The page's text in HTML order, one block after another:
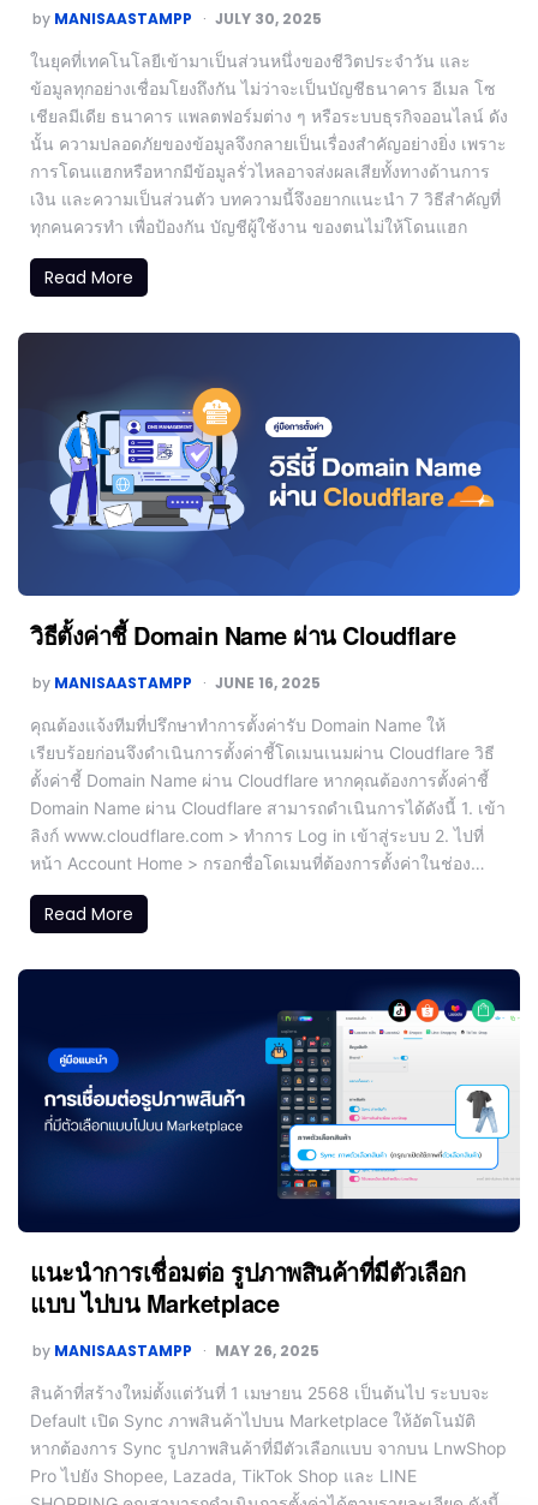
by MANISAASTAMPP JULY 30, 2025
ในยุคที่เทคโนโลยีเข้ามาเป็นส่วนหนึ่งของชีวิตประจำวัน และ
ข้อมูลทุกอย่างเชื่อมโยงถึงกัน ไม่ว่าจะเป็นบัญชีธนาคาร อีเมล โซ
เชียลมีเดีย ธนาคาร แพลตฟอร์มต่าง ๆ หรือระบบธุรกิจออนไลน์ ดัง
นั้น ความปลอดภัยของข้อมูลจึงกลายเป็นเรื่องสำคัญอย่างยิ่ง เพราะ
การโดนแฮกหรือหากมีข้อมูลรั่วไหลอาจส่งผลเสียทั้งทางด้านการ
เงิน และความเป็นส่วนตัว บทความนี้จึงอยากแนะนำ 7 วิธีสำคัญที่
ทุกคนควรทำ เพื่อป้องกัน บัญชีผู้ใช้งาน ของตนไม่ให้โดนแฮก
Read More
วิธีตั้งค่าชี้ Domain Name ผ่าน Cloudflare
by MANISAASTAMPP JUNE 16, 2025
คุณต้องแจ้งทีมที่ปรึกษาทำการตั้งค่ารับ Domain Name ให้
เรียบร้อยก่อนจึงดำเนินการตั้งค่าชี้โดเมนเนมผ่าน Cloudflare วิธี
ตั้งค่าชี้ Domain Name ผ่าน Cloudflare หากคุณต้องการตั้งค่าชี้
Domain Name ผ่าน Cloudflare สามารถดำเนินการได้ดังนี้ 1. เข้า
ลิงก์ www.cloudflare.com > ทำการ Log in เข้าสู่ระบบ 2. ไปที่
หน้า Account Home > กรอกชื่อโดเมนที่ต้องการตั้งค่าในช่อง…
Read More
แนะนำการเชื่อมต่อ รูปภาพสินค้าที่มีตัวเลือก
แบบ ไปบน Marketplace
by MANISAASTAMPP MAY 26, 2025
สินค้าที่สร้างใหม่ตั้งแต่วันที่ 1 เมษายน 2568 เป็นต้นไป ระบบจะ
Default เปิด Sync ภาพสินค้าไปบน Marketplace ให้อัตโนมัติ
หากต้องการ Sync รูปภาพสินค้าที่มีตัวเลือกแบบ จากบน LnwShop
Pro ไปยัง Shopee, Lazada, TikTok Shop และ LINE